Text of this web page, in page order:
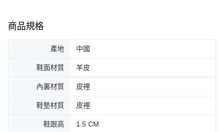
商品規格
產地 中國
鞋面材質 羊皮
內裏材質 皮裡
鞋墊材質 皮裡
鞋跟高 1.5 CM